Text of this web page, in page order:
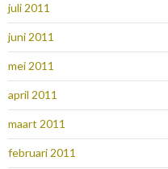
juli 2011
juni 2011
mei 2011
april 2011
maart 2011
februari 2011